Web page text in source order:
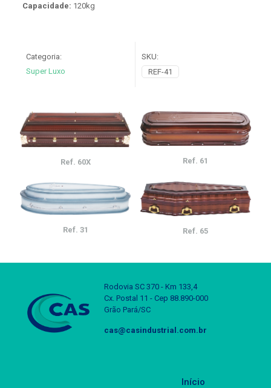
Capacidade: 120kg
Categoria:
Super Luxo
SKU:
REF-41
Ref. 60X
Ref. 61
produto
tem
várias
As
ser
na
página
Ref. 31
Ref. 65
variantes.
As
ser
do
Rodovia SC 370 - Km 133,4
Cx. Postal 11 - Cep 88.890-000
Grão Pará/SC
cas@casindustrial.com.br
Início